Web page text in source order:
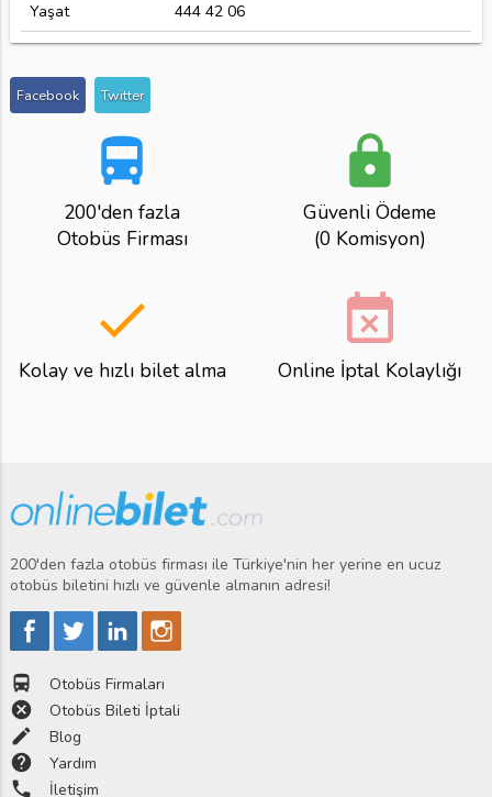
Yaşat
444 42 06
Facebook Twitter
directions_bus
200'den fazla
Otobüs Firması
lock
Güvenli Ödeme
(0 Komisyon)
done
Kolay ve hızlı bilet alma
event_busy
Online İptal Kolaylığı
200'den fazla otobüs firması ile Türkiye'nin her yerine en ucuz
otobüs biletini hızlı ve güvenle almanın adresi!
directions_bus Otobüs Firmaları
cancel Otobüs Bileti İptali
edit Blog
help Yardım
phone İletişim